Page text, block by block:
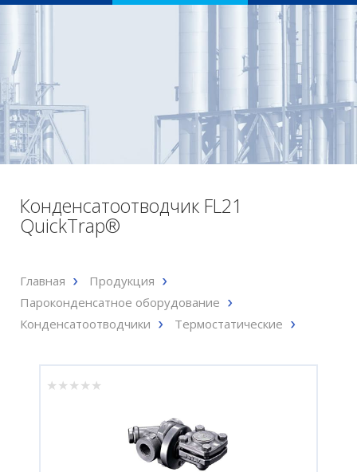
Конденсатоотводчик FL21
QuickTrap®
Главная
Продукция
Пароконденсатное оборудование
Конденсатоотводчики
Термостатические